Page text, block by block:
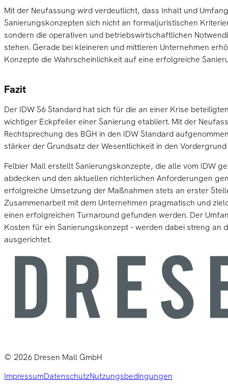
Mit der Neufassung wird verdeutlicht, dass Inhalt und
Sanierungskonzepten sich nicht an formaljuristischen
sondern die operativen und betriebswirtschaftlichen
stehen. Gerade bei kleineren und mittleren Unternehmen
Konzepte die Wahrscheinlichkeit auf eine erfolgreiche
Fazit
Der IDW S6 Standard hat sich für die an einer Krise
wichtiger Eckpfeiler einer Sanierung etabliert. Mit der
Rechtsprechung des BGH in den IDW Standard
stärker der Grundsatz der Wesentlichkeit in den
Felbier Mall erstellt Sanierungskonzepte, die alle vom IDW
abdecken und den aktuellen richterlichen Anforderungen
erfolgreiche Umsetzung der Maßnahmen stets an erster
Zusammenarbeit mit dem Unternehmen pragmatisch und
einen erfolgreichen Turnaround gefunden werden. Der
Kosten für ein Sanierungskonzept – werden dabei streng an
ausgerichtet.
© 2026 Dresen Mall GmbH
ImpressumDatenschutzNutzungsbedingungen